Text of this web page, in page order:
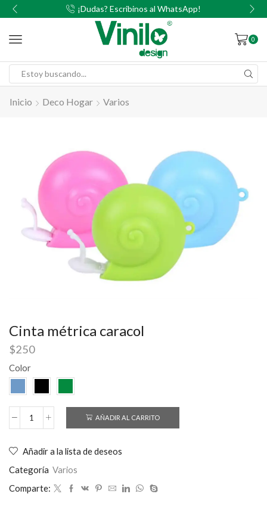
¡Dudas? Escribinos al WhatsApp!
0
Inicio Deco Hogar Varios
Cinta métrica caracol
$250
Color
AÑADIR AL CARRITO
Añadir a la lista de deseos
Categoría Varios
Comparte: